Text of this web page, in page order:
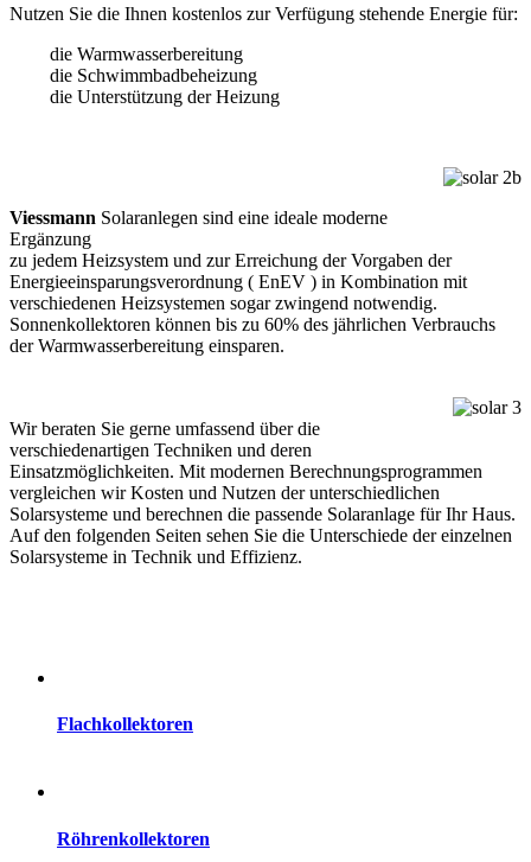
Nutzen Sie die Ihnen kostenlos zur Verfügung stehende Energie für:
die Warmwasserbereitung
die Schwimmbadbeheizung
die Unterstützung der Heizung
Viessmann Solaranlegen sind eine ideale moderne
Ergänzung
zu jedem Heizsystem und zur Erreichung der Vorgaben der
Energieeinsparungsverordnung ( EnEV ) in Kombination mit
verschiedenen Heizsystemen sogar zwingend notwendig.
Sonnenkollektoren können bis zu 60% des jährlichen Verbrauchs
der Warmwasserbereitung einsparen.
Wir beraten Sie gerne umfassend über die
verschiedenartigen Techniken und deren
Einsatzmöglichkeiten. Mit modernen Berechnungsprogrammen
vergleichen wir Kosten und Nutzen der unterschiedlichen
Solarsysteme und berechnen die passende Solaranlage für Ihr Haus.
Auf den folgenden Seiten sehen Sie die Unterschiede der einzelnen
Solarsysteme in Technik und Effizienz.
Flachkollektoren
Röhrenkollektoren